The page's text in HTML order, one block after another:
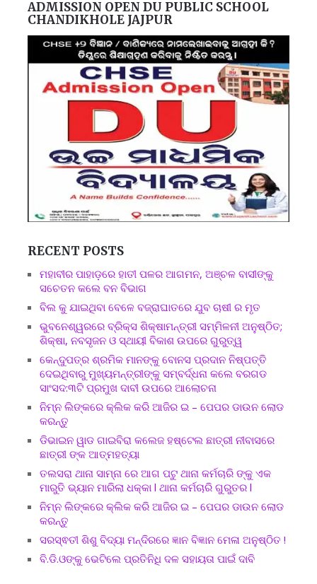
ADMISSION OPEN DU PUBLIC SCHOOL
CHANDIKHOLE JAJPUR
RECENT POSTS
ମହାବୀର ପାହାଡ଼ରେ ହାତୀ ପଳର ଆଗମନ, ଅଞ୍ଚଳ ବାସୀଙ୍କୁ
ସଚେତନ କଲେ ବନ ବିଭାଗ
ବିଲ କୁ ଯାଇଥିବା ବେଳେ ବଜ୍ରାଘାତରେ ଯୁବ ଚାଷୀ ର ମୃତ
ଭୁବନେଶ୍ୱରରେ ବ୍ରିକ୍ସ ଶିକ୍ଷାମନ୍ତ୍ରୀ ସମ୍ମିଳନୀ ଅନୁଷ୍ଠିତ;
ଶିକ୍ଷା, ନବସୃଜନ ଓ ସ୍ଥାୟୀ ବିକାଶ ଉପରେ ଗୁରୁତ୍ୱ
କେନ୍ଦୁପତ୍ର ଶ୍ରମିକ ମାନଙ୍କୁ ବୋନସ ପ୍ରଦାନ ନିଷ୍ପତ୍ତି
ଦେଇଥିବାରୁ ମୁଖ୍ୟମନ୍ତ୍ରୀଙ୍କୁ ସମ୍ବର୍ଦ୍ଧନା କଲେ ବରଗଡ
ସାଂସଦ:୩ଟି ପ୍ରମୁଖ ଦାବୀ ଉପରେ ଆଲୋଚନା
ନିମ୍ନ ଲିଙ୍କରେ କ୍ଲିକ କରି ଆଜିର ଇ – ପେପର ଡାଉନ ଲୋଡ
କରନ୍ତୁ
ଡିଭାଇନ ୱାଡ ଗାଇବିରା କଲେଜ ହଷ୍ଟେଲ ଛାତ୍ରୀ ନୀବାସରେ
ଛାତ୍ରୀ ଙ୍କ ଆତ୍ମହତ୍ୟା
ତଲସରା ଥାନା ସାମ୍ନା ରେ ଆଗ ପଟୁ ଥାନା କର୍ମଚାରି ଙ୍କୁ ଏକ
ମାରୁତି ଭ୍ୟାନ ମାରିଲା ଧକ୍କା l ଥାନା କର୍ମଚାରି ଗୁରୁତର l
ନିମ୍ନ ଲିଙ୍କରେ କ୍ଲିକ କରି ଆଜିର ଇ – ପେପର ଡାଉନ ଲୋଡ
କରନ୍ତୁ
ସରସ୍ଵତୀ ଶିଶୁ ବିଦ୍ୟା ମନ୍ଦିରରେ ଜ୍ଞାନ ବିଜ୍ଞାନ ମେଳା ଅନୁଷ୍ଠିତ !
ବି.ଡି.ଓଙ୍କୁ ଭେଟିଲେ ପ୍ରତିନିଧି ଦଳ ସହାୟତା ପାଇଁ ଦାବି